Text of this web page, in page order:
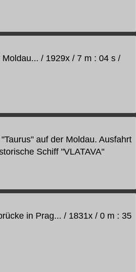
/ 1929x / 7 m : 04 s /
auf der Moldau. Ausfahrt
Schiff "VLATAVA"
in Prag... / 1831x / 0 m : 35